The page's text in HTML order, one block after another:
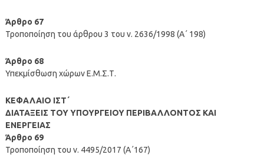
Άρθρο 67
Τροποποίηση του άρθρου 3 του ν. 2636/1998 (Α΄ 198)
Άρθρο 68
Υπεκμίσθωση χώρων Ε.Μ.Σ.Τ.
ΚΕΦΑΛΑΙΟ ΙΣΤ΄
ΔΙΑΤΑΞΕΙΣ ΤΟΥ ΥΠΟΥΡΓΕΙΟΥ ΠΕΡΙΒΑΛΛΟΝΤΟΣ ΚΑΙ
ΕΝΕΡΓΕΙΑΣ
Άρθρο 69
Τροποποίηση του ν. 4495/2017 (Α΄167)